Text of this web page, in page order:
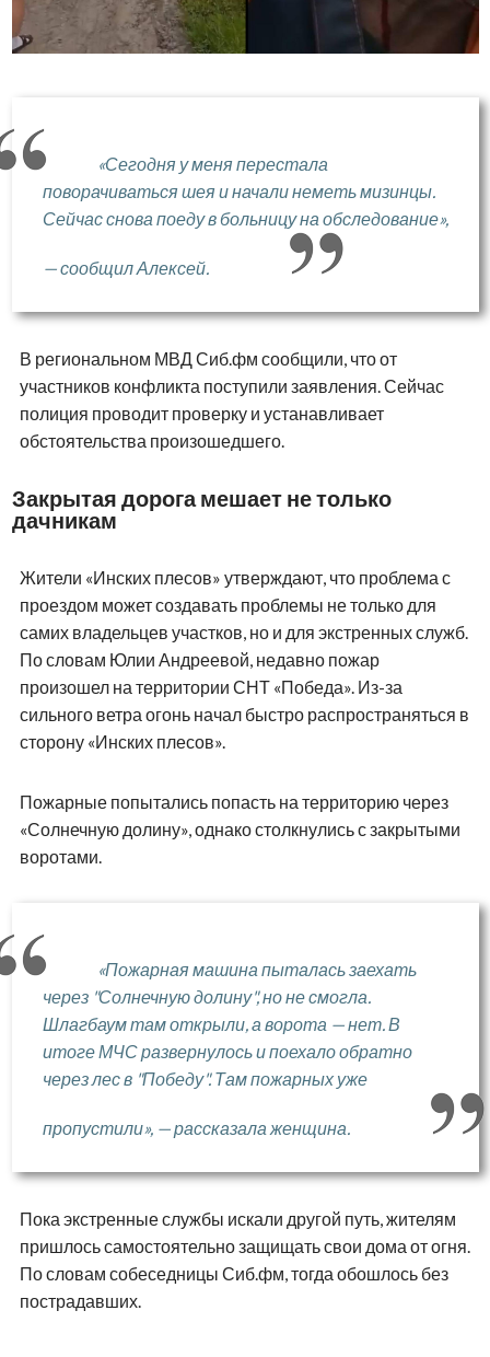
«Сегодня у меня перестала
поворачиваться шея и начали неметь мизинцы.
Сейчас снова поеду в больницу на обследование»,
— сообщил Алексей.
В региональном МВД Сиб.фм сообщили, что от
участников конфликта поступили заявления. Сейчас
полиция проводит проверку и устанавливает
обстоятельства произошедшего.
Закрытая дорога мешает не только
дачникам
Жители «Инских плесов» утверждают, что проблема с
проездом может создавать проблемы не только для
самих владельцев участков, но и для экстренных служб.
По словам Юлии Андреевой, недавно пожар
произошел на территории СНТ «Победа». Из-за
сильного ветра огонь начал быстро распространяться в
сторону «Инских плесов».
Пожарные попытались попасть на территорию через
«Солнечную долину», однако столкнулись с закрытыми
воротами.
«Пожарная машина пыталась заехать
через "Солнечную долину", но не смогла.
Шлагбаум там открыли, а ворота — нет. В
итоге МЧС развернулось и поехало обратно
через лес в "Победу". Там пожарных уже
пропустили», — рассказала женщина.
Пока экстренные службы искали другой путь, жителям
пришлось самостоятельно защищать свои дома от огня.
По словам собеседницы Сиб.фм, тогда обошлось без
пострадавших.